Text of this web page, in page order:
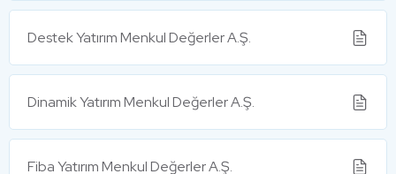
Destek Yatırım Menkul Değerler A.Ş.
Dinamik Yatırım Menkul Değerler A.Ş.
Fiba Yatırım Menkul Değerler A.Ş.